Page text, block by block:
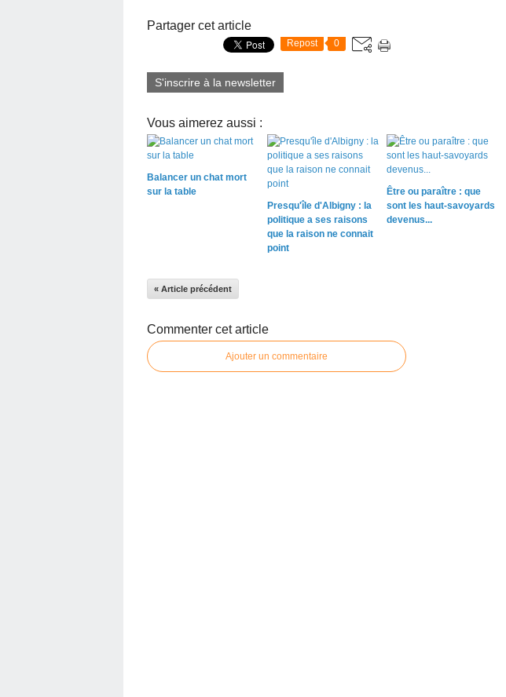
Partager cet article
Repost 0
S'inscrire à la newsletter
Vous aimerez aussi :
Balancer un chat mort
sur la table
Presqu'île d'Albigny : la
politique a ses raisons
que la raison ne connait
point
Être ou paraître : que
sont les haut-savoyards
devenus...
« Article précédent
Commenter cet article
Ajouter un commentaire